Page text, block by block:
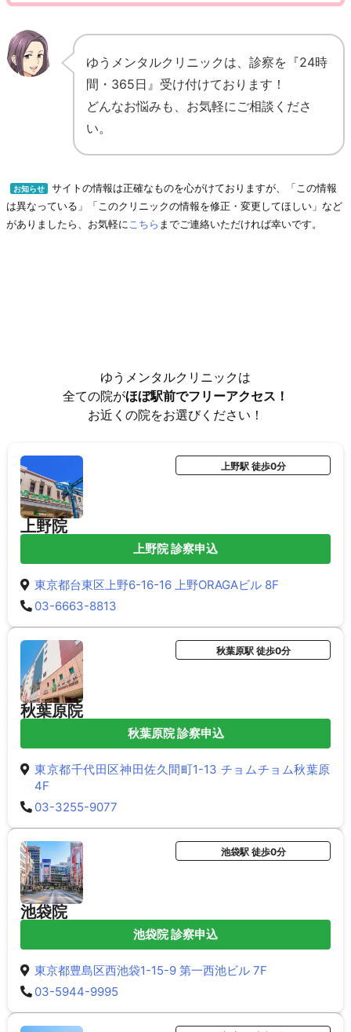
ゆうメンタルクリニックは、診察を『24時
間・365日』受け付けております！
どんなお悩みも、お気軽にご相談くださ
い。
お知らせ
サイトの情報は正確なものを心がけておりますが、「この情報
は異なっている」「このクリニックの情報を修正・変更してほしい」など
がありましたら、お気軽に こちら までご連絡いただければ幸いです。
ゆうメンタルクリニックは
全ての院がほぼ駅前でフリーアクセス！
お近くの院をお選びください！
上野院
上野駅 徒歩0分
上野院 診察申込
東京都台東区上野6-16-16 上野ORAGAビル 8F
03-6663-8813
秋葉原院
秋葉原駅 徒歩0分
秋葉原院 診察申込
東京都千代田区神田佐久間町1-13 チョムチョム秋葉原
4F
03-3255-9077
池袋院
池袋駅 徒歩0分
池袋院 診察申込
東京都豊島区西池袋1-15-9 第一西池ビル 7F
03-5944-9995